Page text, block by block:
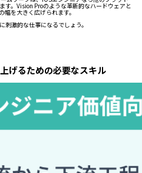
す。Vision Proのような革新的なハードウェアと
幅を大きく広げられます。
激的な仕事になるでしょう。
げるための必要なスキル